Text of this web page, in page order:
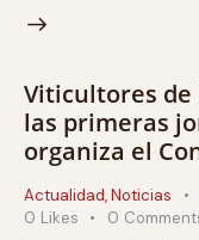
Viticultores
las primeras
organiza el
Actualidad,Noticias
0 Likes 0